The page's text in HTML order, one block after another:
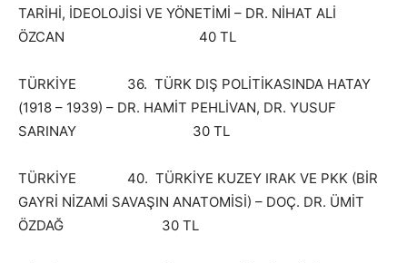
TARİHİ, İDEOLOJİSİ VE YÖNETİMİ – DR. NİHAT ALİ
ÖZCAN 40 TL
TÜRKİYE 36. TÜRK DIŞ POLİTİKASINDA HATAY
(1918 – 1939) – DR. HAMİT PEHLİVAN, DR. YUSUF
SARINAY 30 TL
TÜRKİYE 40. TÜRKİYE KUZEY IRAK VE PKK (BİR
GAYRİ NİZAMİ SAVAŞIN ANATOMİSİ) – DOÇ. DR. ÜMİT
ÖZDAĞ 30 TL